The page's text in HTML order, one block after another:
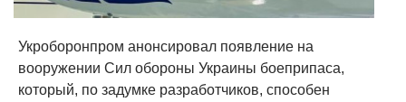
Укроборонпром анонсировал появление на
вооружении Сил обороны Украины боеприпаса,
который, по задумке разработчиков, способен